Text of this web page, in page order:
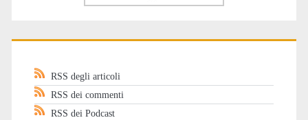
RSS degli articoli
RSS dei commenti
RSS dei Podcast